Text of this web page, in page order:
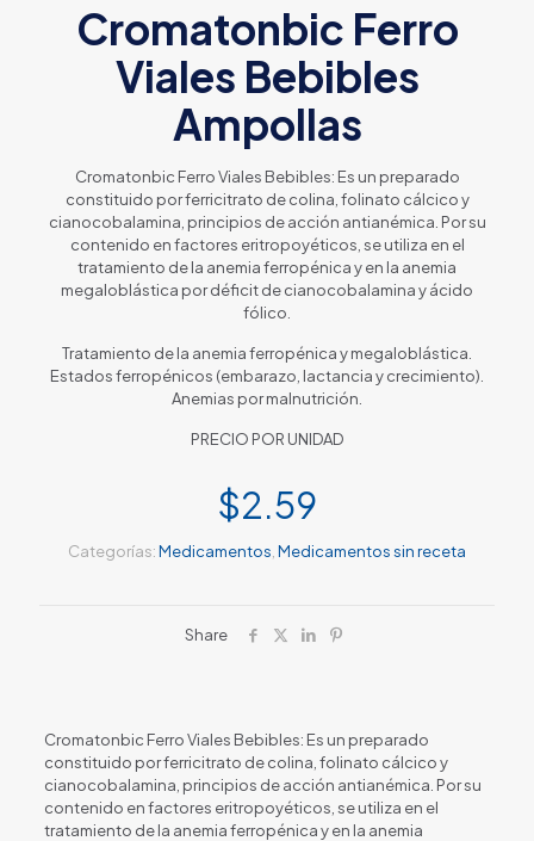
Cromatonbic Ferro
Viales Bebibles
Ampollas
Cromatonbic Ferro Viales Bebibles: Es un preparado
constituido por ferricitrato de colina, folinato cálcico y
cianocobalamina, principios de acción antianémica. Por su
contenido en factores eritropoyéticos, se utiliza en el
tratamiento de la anemia ferropénica y en la anemia
megaloblástica por déficit de cianocobalamina y ácido
fólico.
Tratamiento de la anemia ferropénica y megaloblástica.
Estados ferropénicos (embarazo, lactancia y crecimiento).
Anemias por malnutrición.
PRECIO POR UNIDAD
$2.59
Categorías:Medicamentos Medicamentos sin receta
Share
Cromatonbic Ferro Viales Bebibles: Es un preparado
constituido por ferricitrato de colina, folinato cálcico y
cianocobalamina, principios de acción antianémica. Por su
contenido en factores eritropoyéticos, se utiliza en el
tratamiento de la anemia ferropénica y en la anemia